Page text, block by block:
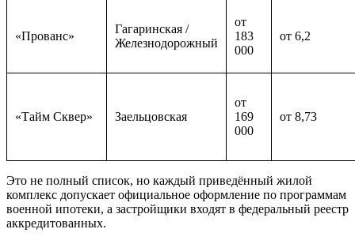
«Прованс»
Гагаринская /
Железнодорожный
от
183
000
от 6,2
«Тайм Сквер» Заельцовская
от
169
000
от 8,73
Это не полный список, но каждый приведённый жилой
комплекс допускает официальное оформление по программам
военной ипотеки, а застройщики входят в федеральный реестр
аккредитованных.